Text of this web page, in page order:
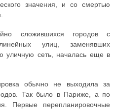
значения, и со смертью
сложившихся городов с
улиц, заменявших
уличную сеть, началась еще в
обычно не выходила за
Так было в Париже, а по
Первые перепланировочные